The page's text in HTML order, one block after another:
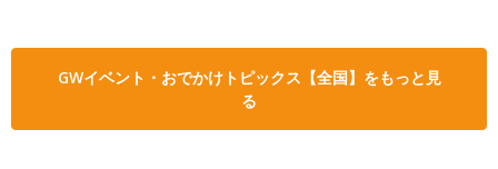
GWイベント・おでかけトピックス【全国】をもっと見
る